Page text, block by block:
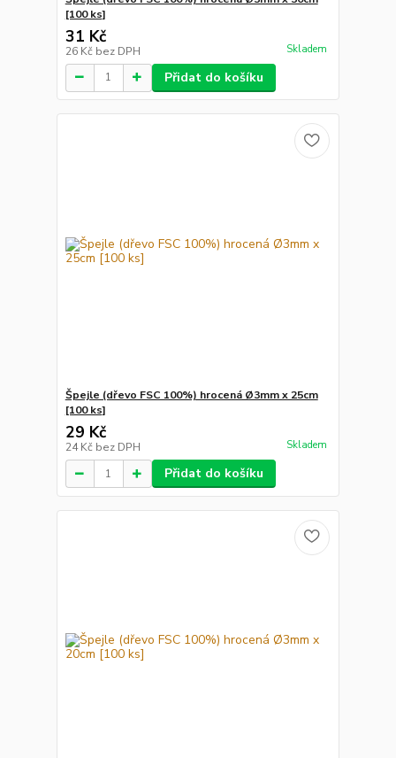
[100 ks]
31 Kč
26 Kč bez DPH Skladem
Přidat do košíku
Špejle (dřevo FSC 100%) hrocená Ø3mm x 25cm
[100 ks]
29 Kč
24 Kč bez DPH Skladem
Přidat do košíku